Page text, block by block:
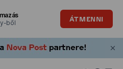
ből
ÁTMENNI